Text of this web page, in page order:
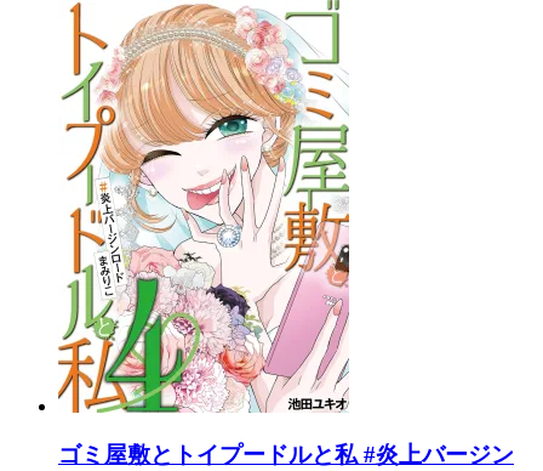
ゴミ屋敷とトイプードルと私 #炎上バージン